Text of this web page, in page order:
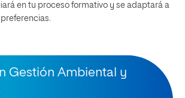
en tu proceso formativo y se adaptará a
Gestión Ambiental y